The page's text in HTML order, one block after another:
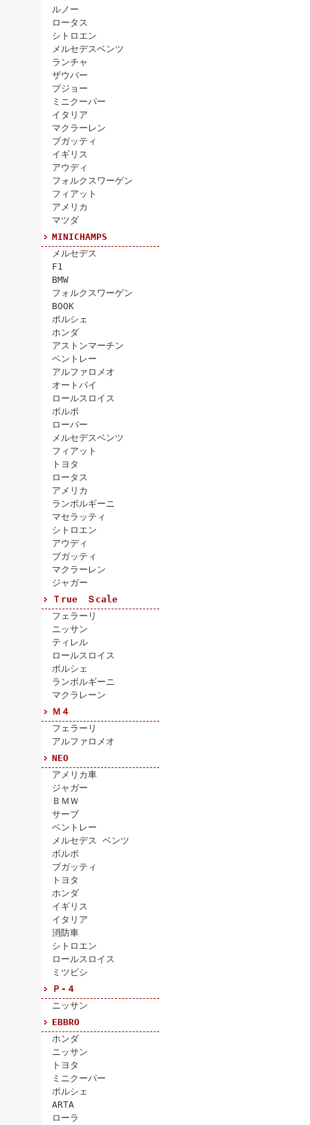
ルノー
ロータス
シトロエン
メルセデスベンツ
ランチャ
ザウバー
プジョー
ミニクーパー
イタリア
マクラーレン
ブガッティ
イギリス
アウディ
フォルクスワーゲン
フィアット
アメリカ
マツダ
MINICHAMPS
メルセデス
F1
BMW
フォルクスワーゲン
BOOK
ポルシェ
ホンダ
アストンマーチン
ベントレー
アルファロメオ
オートバイ
ロールスロイス
ボルボ
ローバー
メルセデスベンツ
フィアット
トヨタ
ロータス
アメリカ
ランボルギーニ
マセラッティ
シトロエン
アウディ
ブガッティ
マクラーレン
ジャガー
Ｔrue Ｓcale
フェラーリ
ニッサン
ティレル
ロールスロイス
ポルシェ
ランボルギーニ
マクラレーン
Ｍ４
フェラーリ
アルファロメオ
NEO
アメリカ車
ジャガー
ＢＭＷ
サーブ
ベントレー
メルセデス ベンツ
ボルボ
ブガッティ
トヨタ
ホンダ
イギリス
イタリア
消防車
シトロエン
ロールスロイス
ミツビシ
Ｐ-４
ニッサン
EBBRO
ホンダ
ニッサン
トヨタ
ミニクーパー
ポルシェ
ARTA
ローラ